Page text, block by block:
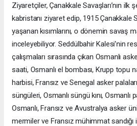
Ziyaretçiler, Çanakkale Savaşları’nın ilk
kabristanı ziyaret edip, 1915 Çanakkale
yaşanan kısımlarını, o dönemin savaş
inceleyebiliyor. Seddülbahir Kalesi’nin
çalışmaları sırasında çıkan Osmanlı
saati, Osmanlı el bombası, Krupp topu
harbisi, Fransız ve Senegal asker
süngüleri, Osmanlı süngü kını, Osmanlı
Osmanlı, Fransız ve Avustralya asker
mermiler ve Fransız mühimmat sandığı